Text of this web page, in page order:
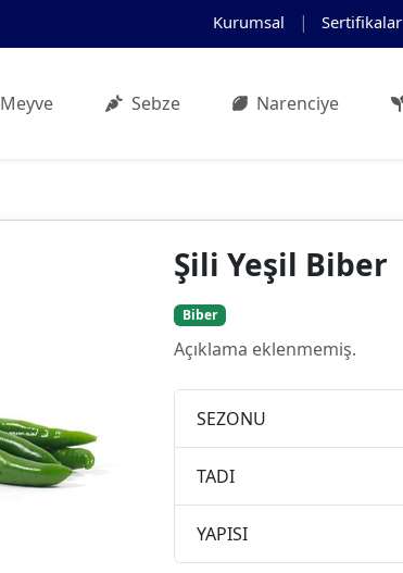
Kurumsal Sertifikalar
Meyve Sebze Narenciye
Şili Yeşil Biber
Biber
Açıklama eklenmemiş.
SEZONU
TADI
YAPISI